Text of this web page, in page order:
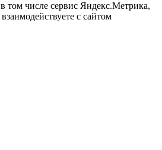
том числе сервис Яндекс.Метрика,
с сайтом